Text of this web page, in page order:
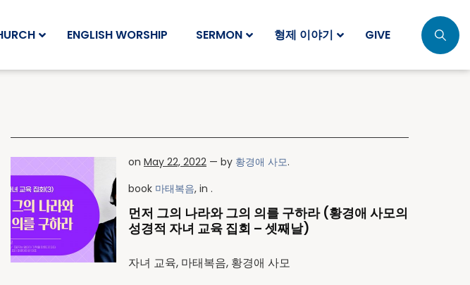
ENGLISH WORSHIP SERMON 형제 이야기 GIVE
on May 22, 2022 — by 황경애 사모.
book 마태복음, in .
먼저 그의 나라와 그의 의를 구하라 (황경애 사모의
성경적 자녀 교육 집회 – 셋째날)
자녀 교육, 마태복음, 황경애 사모